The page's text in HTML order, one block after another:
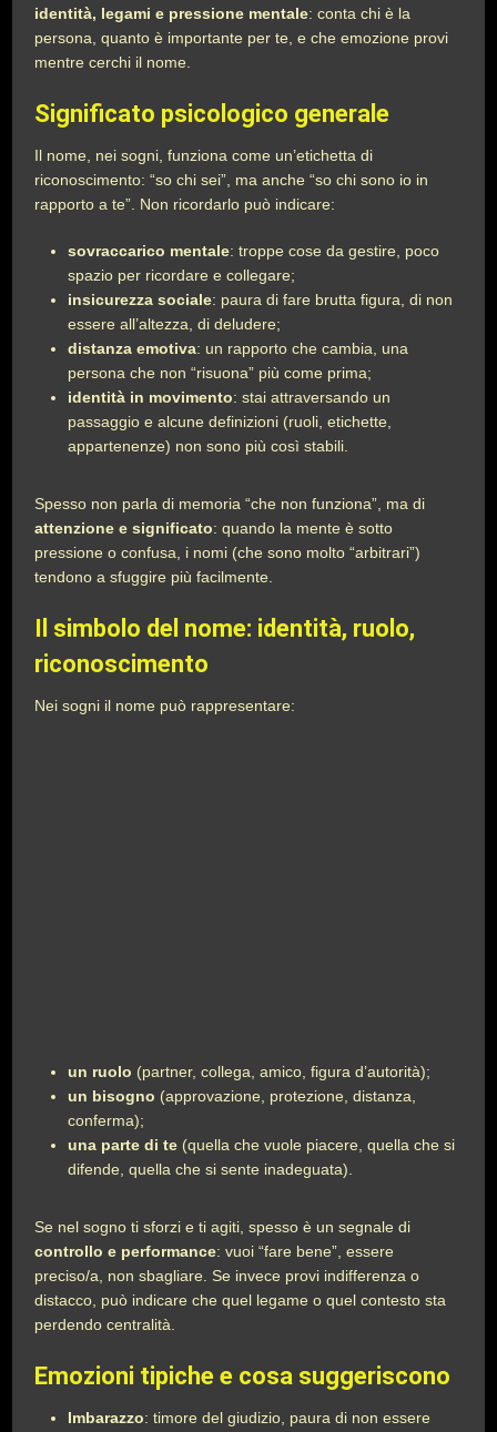
identità, legami e pressione mentale: conta chi è la
persona, quanto è importante per te, e che emozione provi
mentre cerchi il nome.
Significato psicologico generale
Il nome, nei sogni, funziona come un’etichetta di
riconoscimento: “so chi sei”, ma anche “so chi sono io in
rapporto a te”. Non ricordarlo può indicare:
sovraccarico mentale: troppe cose da gestire, poco
spazio per ricordare e collegare;
insicurezza sociale: paura di fare brutta figura, di non
essere all’altezza, di deludere;
distanza emotiva: un rapporto che cambia, una
persona che non “risuona” più come prima;
identità in movimento: stai attraversando un
passaggio e alcune definizioni (ruoli, etichette,
appartenenze) non sono più così stabili.
Spesso non parla di memoria “che non funziona”, ma di
attenzione e significato: quando la mente è sotto
pressione o confusa, i nomi (che sono molto “arbitrari”)
tendono a sfuggire più facilmente.
Il simbolo del nome: identità, ruolo,
riconoscimento
Nei sogni il nome può rappresentare:
un ruolo (partner, collega, amico, figura d’autorità);
un bisogno (approvazione, protezione, distanza,
conferma);
una parte di te (quella che vuole piacere, quella che si
difende, quella che si sente inadeguata).
Se nel sogno ti sforzi e ti agiti, spesso è un segnale di
controllo e performance: vuoi “fare bene”, essere
preciso/a, non sbagliare. Se invece provi indifferenza o
distacco, può indicare che quel legame o quel contesto sta
perdendo centralità.
Emozioni tipiche e cosa suggeriscono
Imbarazzo: timore del giudizio, paura di non essere